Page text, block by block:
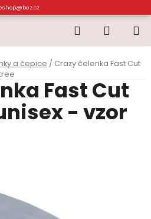
Hledat
KOŠÍK
a čepice / Crazy čelenka Fast Cut
Fast Cut
- vzor